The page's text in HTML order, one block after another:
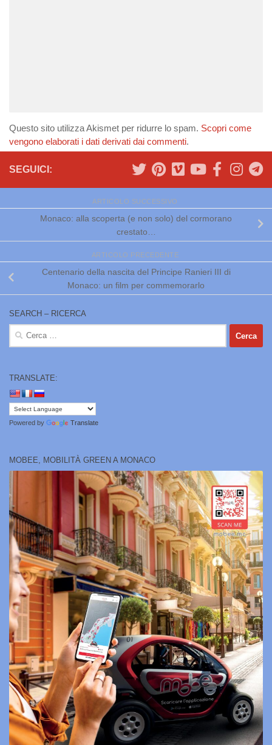
Questo sito utilizza Akismet per ridurre lo spam. Scopri come
vengono elaborati i dati derivati dai commenti.
SEGUICI:
ARTICOLO SUCCESSIVO
Monaco: alla scoperta (e non solo) del cormorano
crestato…
ARTICOLO PRECEDENTE
Centenario della nascita del Principe Ranieri III di
Monaco: un film per commemorarlo
SEARCH – RICERCA
Ricerca
per:
TRANSLATE:
Powered by Translate
MOBEE, MOBILITÀ GREEN A MONACO